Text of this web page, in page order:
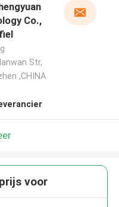
Co.,
Str,
,CHINA
voor